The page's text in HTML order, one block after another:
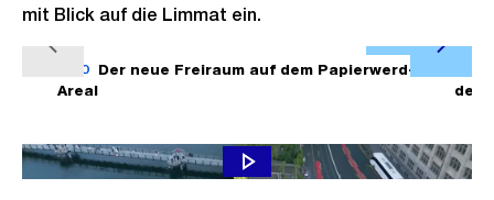
mit Blick auf die Limmat ein.
o
h
e
ä
h
s
f
e
B
1/10 Der neue Freiraum auf dem Papierwerd-
Areal
der
Eröffnung neuer Platz vor Mühlesteg (Mai 2024)